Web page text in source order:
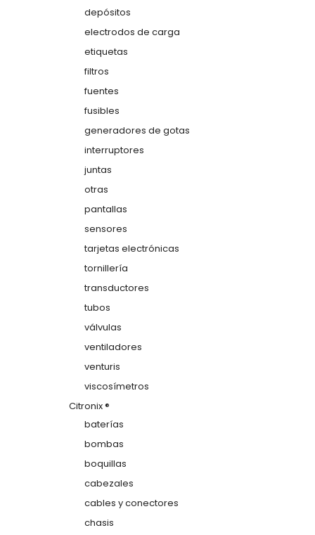
depósitos
electrodos de carga
etiquetas
filtros
fuentes
fusibles
generadores de gotas
interruptores
juntas
otras
pantallas
sensores
tarjetas electrónicas
tornillería
transductores
tubos
válvulas
ventiladores
venturis
viscosímetros
Citronix ®
baterías
bombas
boquillas
cabezales
cables y conectores
chasis